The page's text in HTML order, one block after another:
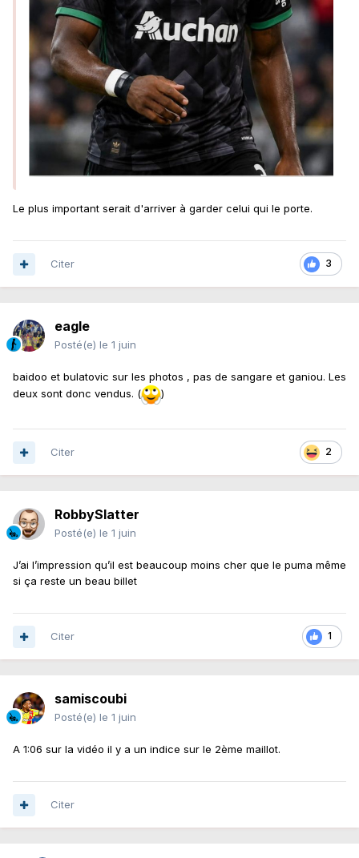
Le plus important serait d'arriver à garder celui qui le porte.
3
Citer
eagle
Posté(e) le 1 juin
baidoo et bulatovic sur les photos , pas de sangare et ganiou. Les
deux sont donc vendus. (
)
2
Citer
RobbySlatter
Posté(e) le 1 juin
J’ai l’impression qu’il est beaucoup moins cher que le puma même
si ça reste un beau billet
1
Citer
samiscoubi
Posté(e) le 1 juin
A 1:06 sur la vidéo il y a un indice sur le 2ème maillot.
Citer